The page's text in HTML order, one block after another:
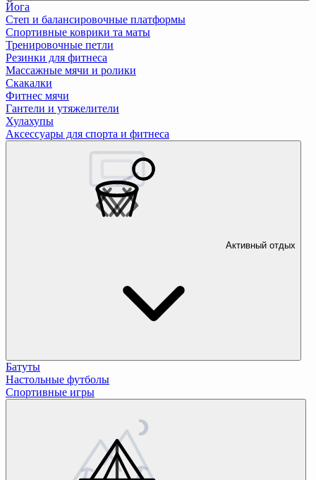
Йога
Степ и балансировочные платформы
Спортивные коврики та маты
Тренировочные петли
Резинки для фитнеса
Массажные мячи и ролики
Скакалки
Фитнес мячи
Гантели и утяжелители
Хулахупы
Аксессуары для спорта и фитнеса
Активный отдых
Батуты
Настольные футболы
Спортивные игры